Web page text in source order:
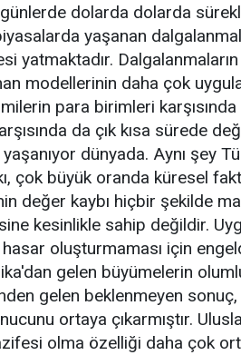
dolarda dolarda
yaşanan
yatmaktadır.
modellerinin daha çok
para birimleri
da çık kısa sürede
dünyada. Aynı şey
çok büyük oranda küresel
değer kaybı hiçbir şekilde
kesinlikle sahip değildir.
oluşturmaması için
gelen büyümelerin
gelen beklenmeyen sonuç,
ortaya çıkarmıştır.
olma özelliği daha çok